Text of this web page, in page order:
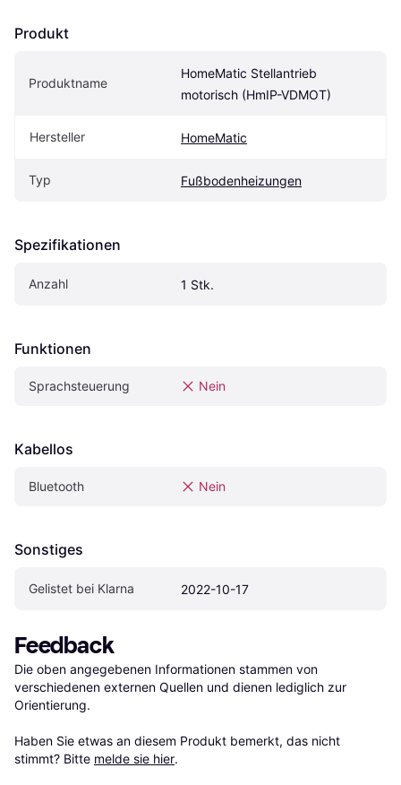
Produkt
Produktname
HomeMatic Stellantrieb
motorisch (HmIP-VDMOT)
Hersteller HomeMatic
Typ Fußbodenheizungen
Spezifikationen
Anzahl 1 Stk.
Funktionen
Sprachsteuerung Nein
Kabellos
Bluetooth Nein
Sonstiges
Gelistet bei Klarna 2022-10-17
Feedback
Die oben angegebenen Informationen stammen von
verschiedenen externen Quellen und dienen lediglich zur
Orientierung.
Haben Sie etwas an diesem Produkt bemerkt, das nicht
stimmt? Bitte melde sie hier.